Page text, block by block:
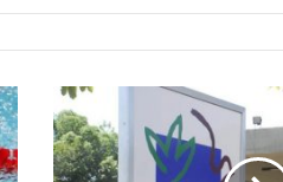
S
e
r
o